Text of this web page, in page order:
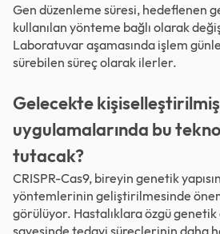
Gen düzenleme süresi, hedeflenen
kullanılan yönteme bağlı olarak
Laboratuvar aşamasında işlem
sürebilen süreç olarak ilerler.
Gelecekte
uygulamalarında bu
tutacak?
CRISPR-Cas9, bireyin genetik
yöntemlerinin geliştirilmesinde
görülüyor. Hastalıklara özgü
sayesinde tedavi süreçlerinin daha